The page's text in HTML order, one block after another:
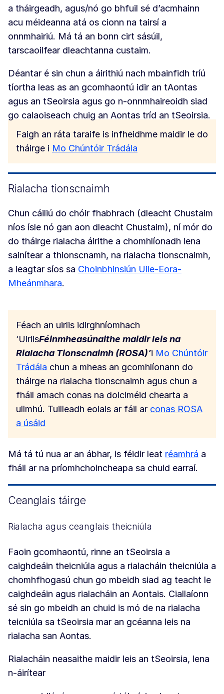
a tháirgeadh, agus/nó go bhfuil sé d’acmhainn
acu méideanna atá os cionn na tairsí a
onnmhairiú. Má tá an bonn cirt sásúil,
tarscaoilfear dleachtanna custaim.
Déantar é sin chun a áirithiú nach mbainfidh tríú
tíortha leas as an gcomhaontú idir an tAontas
agus an tSeoirsia agus go n-onnmhaireoidh siad
go calaoiseach chuig an Aontas tríd an tSeoirsia.
Faigh an ráta taraife is infheidhme maidir le do
tháirge i Mo Chúntóir Trádála
Rialacha tionscnaimh
Chun cáiliú do chóir fhabhrach (dleacht Chustaim
níos ísle nó gan aon dleacht Chustaim), ní mór do
do tháirge rialacha áirithe a chomhlíonadh lena
sainítear a thionscnamh, na rialacha tionscnaimh,
a leagtar síos sa Choinbhinsiún Uile-Eora-
Mheánmhara.
Féach an uirlis idirghníomhach
‘UirlisFéinmheasúnaithe maidir leis na
Rialacha Tionscnaimh (ROSA)’i Mo Chúntóir
Trádála chun a mheas an gcomhlíonann do
tháirge na rialacha tionscnaimh agus chun a
fháil amach conas na doiciméid chearta a
ullmhú. Tuilleadh eolais ar fáil ar conas ROSA
a úsáid
Má tá tú nua ar an ábhar, is féidir leat réamhrá a
fháil ar na príomhchoincheapa sa chuid earraí.
Ceanglais táirge
Rialacha agus ceanglais theicniúla
Faoin gcomhaontú, rinne an tSeoirsia a
caighdeáin theicniúla agus a rialacháin theicniúla a
chomhfhogasú chun go mbeidh siad ag teacht le
caighdeáin agus rialacháin an Aontais. Ciallaíonn
sé sin go mbeidh an chuid is mó de na rialacha
teicniúla sa tSeoirsia mar an gcéanna leis na
rialacha san Aontas.
Rialacháin neasaithe maidir leis an tSeoirsia, lena
n-áirítear